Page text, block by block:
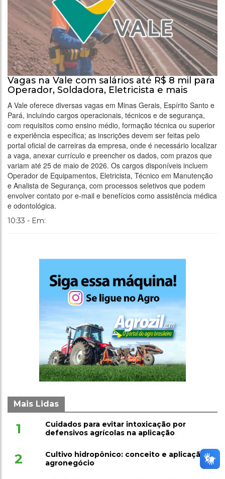
Vagas na Vale com salários até R$ 8 mil para
Operador, Soldadora, Eletricista e mais
A Vale oferece diversas vagas em Minas Gerais, Espírito Santo e
Pará, incluindo cargos operacionais, técnicos e de segurança,
com requisitos como ensino médio, formação técnica ou superior
e experiência específica; as inscrições devem ser feitas pelo
portal oficial de carreiras da empresa, onde é necessário localizar
a vaga, anexar currículo e preencher os dados, com prazos que
variam até 25 de maio de 2026. Os cargos disponíveis incluem
Operador de Equipamentos, Eletricista, Técnico em Manutenção
e Analista de Segurança, com processos seletivos que podem
envolver contato por e-mail e benefícios como assistência médica
e odontológica.
10:33 - Em:
Mais Lidas
1
Cuidados para evitar intoxicação por
defensivos agrícolas na aplicação
2
Cultivo hidropônico: conceito e aplicação no
agronegócio